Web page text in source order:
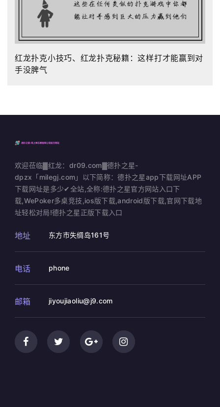
红龙扑克小技巧、红龙扑克秘籍：这样打才能赢到对
手没脾气
欢迎莅临▓红龙：dr09.com▓德扑之星-
dpzx「milegj.com」以下简称：德扑之星app下载网址APP
下载网址是多少✔全站,全称:德扑之星官方网站入口下
载,WePoker多桌竞技,ios版下载,android版下载,官网下载地
址轻松对局!德扑之星正版下载入口
地址 东方市失绸岛161号
电话 phone
邮箱 jiyoujiaoliu@j9.com